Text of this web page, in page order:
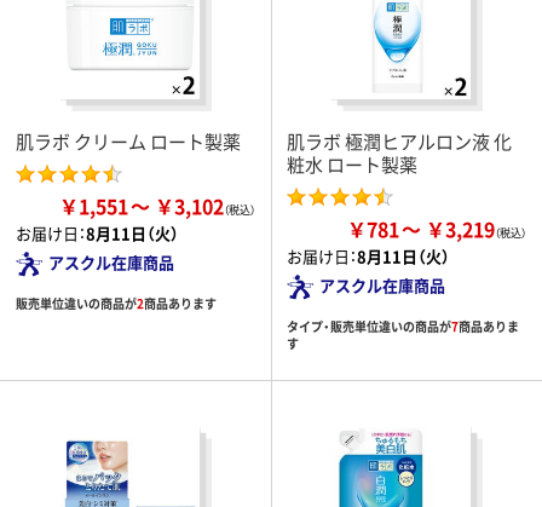
肌ラボ クリーム ロート製薬
￥1,551 ￥3,102
お届け日：8月11日（火）
アスクル在庫商品
販売単位違いの商品が2商品あります
肌ラボ 極潤ヒアルロン液 化
粧水 ロート製薬
￥781 ￥3,219
お届け日：8月11日（火）
アスクル在庫商品
タイプ・販売単位違いの商品が7商品ありま
す